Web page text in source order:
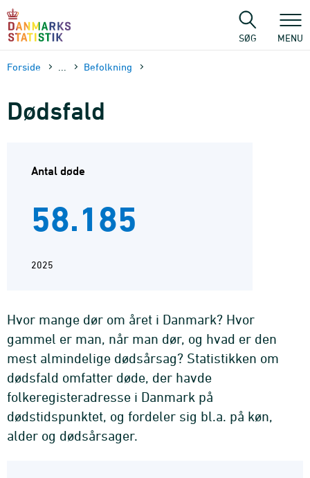
sidens
SØG MENU
Forside Befolkning
Dødsfald
Antal døde
58.185
2025
Hvor mange dør om året i Danmark? Hvor
gammel er man, når man dør, og hvad er den
mest almindelige dødsårsag? Statistikken om
dødsfald omfatter døde, der havde
folkeregisteradresse i Danmark på
dødstidspunktet, og fordeler sig bl.a. på køn,
alder og dødsårsager.